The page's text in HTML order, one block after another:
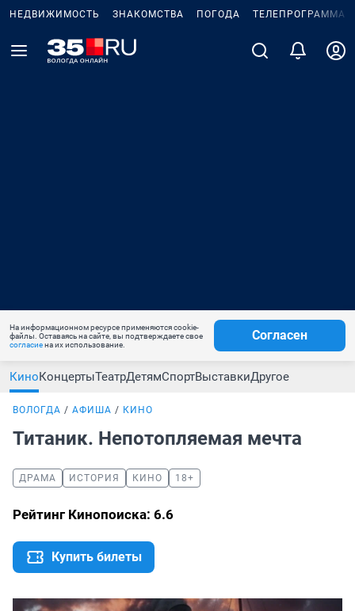
НЕДВИЖИМОСТЬ ЗНАКОМСТВА ПОГОДА ТЕЛЕПРОГРАММА
На информационном ресурсе применяются cookie-
файлы. Оставаясь на сайте, вы подтверждаете свое
согласиена их использование.
Согласен
КиноКонцертыТеатрДетямСпортВыставкиДругое
ВОЛОГДА АФИША КИНО
Титаник. Непотопляемая мечта
ДРАМА ИСТОРИЯ КИНО 18+
Рейтинг Кинопоиска: 6.6
Купить билеты